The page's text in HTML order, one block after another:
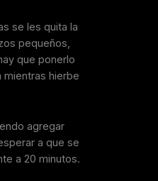
se les quita la
pequeños,
que ponerlo
mientras hierbe
agregar
a que se
a 20 minutos.